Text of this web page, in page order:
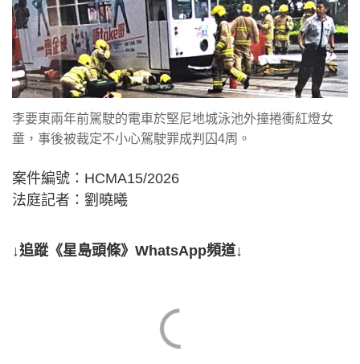
李要東兩年前駕駛的電車於堅尼地城泳池外撞捲衝紅燈女
童，事後被裁定不小心駕駛罪成判囚4周。
案件編號：HCMA15/2026
法庭記者：劉曉曦
↓追蹤《星島頭條》WhatsApp頻道↓